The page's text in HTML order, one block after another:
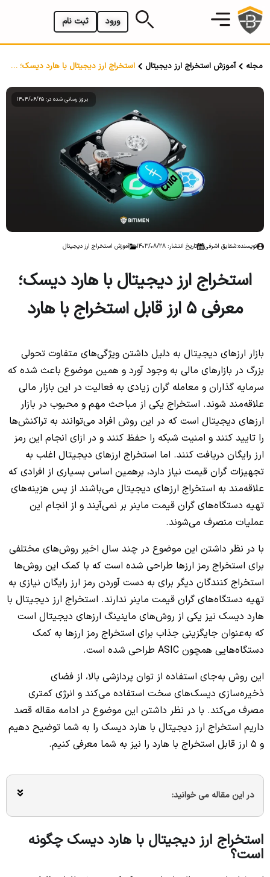
ثبت نام ورود
مجله آموزش استخراج ارز دیجیتال استخراج ارز دیجیتال با هارد دیسک؛ معرفی 5 ارز قابل استخراج با هارد
بروز رسانی شده در: 1404/06/25
نویسنده:شقایق اشرفی تاریخ انتشار: 1403/08/28 آموزش استخراج ارز دیجیتال
استخراج ارز دیجیتال با هارد دیسک؛
معرفی 5 ارز قابل استخراج با هارد
بازار ارزهای دیجیتال به دلیل داشتن ویژگی‌های متفاوت تحولی
بزرگ در بازارهای مالی به وجود آورد و همین موضوع باعث شده که
سرمایه گذاران و معامله گران زیادی به فعالیت در این بازار مالی
علاقه‌مند شوند. استخراج یکی از مباحث مهم و محبوب در بازار
ارزهای دیجیتال است که در این روش افراد می‌توانند به تراکنش‌ها
را تایید کنند و امنیت شبکه را حفظ کنند و در ازای انجام این رمز
ارز رایگان دریافت کنند. اما استخراج ارزهای دیجیتال اغلب به
تجهیزات گران قیمت نیاز دارد، برهمین اساس بسیاری از افرادی که
علاقه‌مند به استخراج ارزهای دیجیتال می‌باشند از پس هزینه‌های
تهیه دستگاه‌های گران قیمت ماینر بر نمی‌آیند و از انجام این
عملیات منصرف می‌شوند.
با در نظر داشتن این موضوع در چند سال اخیر روش‌های مختلفی
برای استخراج رمز ارزها طراحی شده است که با کمک این روش‌ها
استخراج کنندگان دیگر برای به دست آوردن رمز ارز رایگان نیازی به
تهیه دستگاه‌های گران قیمت ماینر ندارند. استخراج ارز دیجیتال با
هارد دیسک نیز یکی از روش‌های ماینینگ ارزهای دیجیتال است
که به‌عنوان جایگزینی جذاب برای استخراج رمز ارزها به کمک
دستگاه‌هایی همچون ASIC طراحی شده است.
این روش به‌جای استفاده از توان پردازشی بالا، از فضای
ذخیره‌سازی دیسک‌های سخت استفاده می‌کند و انرژی کمتری
مصرف می‌کند. با در نظر داشتن این موضوع در ادامه مقاله قصد
داریم استخراج ارز دیجیتال با هارد دیسک را به شما توضیح دهیم
و 5 ارز قابل استخراج با هارد را نیز به شما معرفی کنیم.
در این مقاله می خوانید:
استخراج ارز دیجیتال با هارد دیسک چگونه
است؟